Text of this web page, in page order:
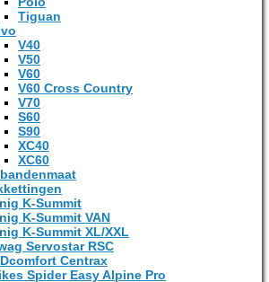
Tiguan
V40
V50
V60
V60 Cross Country
V70
S60
S90
XC40
XC60
K-Summit
K-Summit VAN
K-Summit XL/XXL
Servostar RSC
Centrax
Spider Easy Alpine Pro